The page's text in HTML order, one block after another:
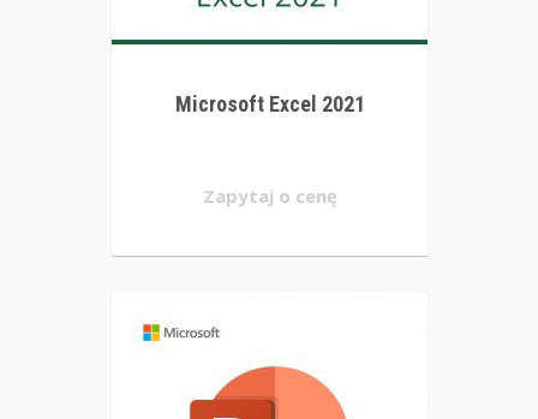
Microsoft Excel 2021
Zapytaj o cenę